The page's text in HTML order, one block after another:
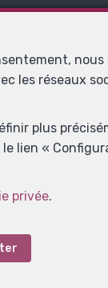
nous
les réseaux
plus
lien «
privée.
des
l’ IPI
des cookies